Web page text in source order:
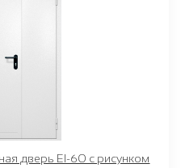
дверь EI-60 с рисунком